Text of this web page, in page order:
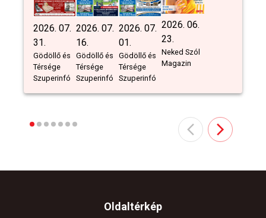
2026. 07.
31.
Gödöllő és
Térsége
Szuperinfó
2026. 07.
16.
Gödöllő és
Térsége
Szuperinfó
2026. 07.
01.
Gödöllő és
Térsége
Szuperinfó
2026. 06.
23.
Neked Szól
Magazin
Oldaltérkép